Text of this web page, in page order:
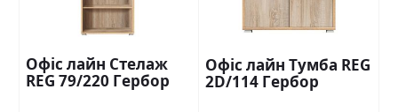
Офіс лайн Стелаж
REG 79/220 Гербор
Офіс лайн Тумба REG
2D/114 Гербор